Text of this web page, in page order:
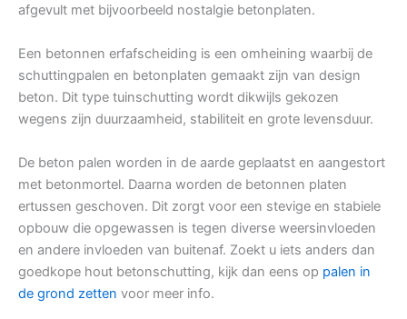
afgevult met bijvoorbeeld nostalgie betonplaten.
Een betonnen erfafscheiding is een omheining waarbij de
schuttingpalen en betonplaten gemaakt zijn van design
beton. Dit type tuinschutting wordt dikwijls gekozen
wegens zijn duurzaamheid, stabiliteit en grote levensduur.
De beton palen worden in de aarde geplaatst en aangestort
met betonmortel. Daarna worden de betonnen platen
ertussen geschoven. Dit zorgt voor een stevige en stabiele
opbouw die opgewassen is tegen diverse weersinvloeden
en andere invloeden van buitenaf. Zoekt u iets anders dan
goedkope hout betonschutting, kijk dan eens op palen in
de grond zetten voor meer info.